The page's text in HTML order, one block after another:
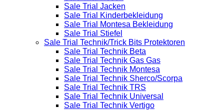
Sale Trial Jacken
Sale Trial Kinderbekleidung
Sale Trial Montesa Bekleidung
Sale Trial Stiefel
Sale Trial Technik/Trick Bits Protektoren
Sale Trial Technik Beta
Sale Trial Technik Gas Gas
Sale Trial Technik Montesa
Sale Trial Technik Sherco/Scorpa
Sale Trial Technik TRS
Sale Trial Technik Universal
Sale Trial Technik Vertigo